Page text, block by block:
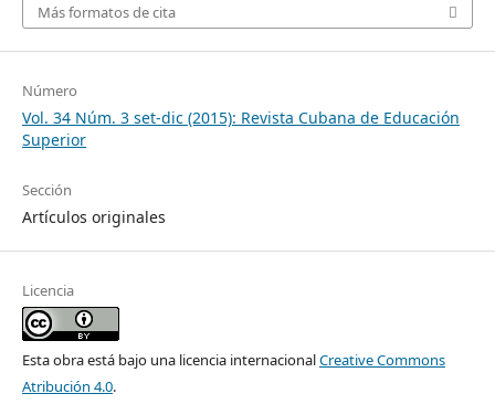
Más formatos de cita
Número
Vol. 34 Núm. 3 set-dic (2015): Revista Cubana de Educación
Superior
Sección
Artículos originales
Licencia
Esta obra está bajo una licencia internacionalCreative Commons
Atribución 4.0.